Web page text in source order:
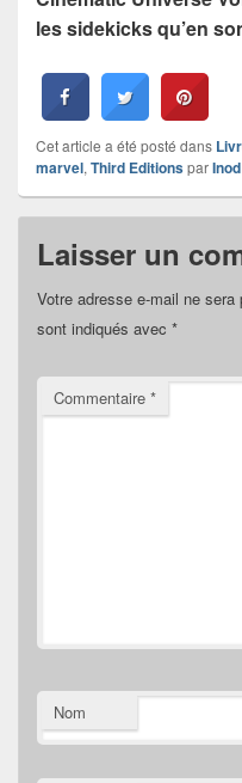
les sidekicks qu’en
Cet article a été posté dans
marvel, Third EditionsparInod
Laisser un
Votre adresse e-mail ne sera
sont indiqués avec *
Commentaire *
Nom